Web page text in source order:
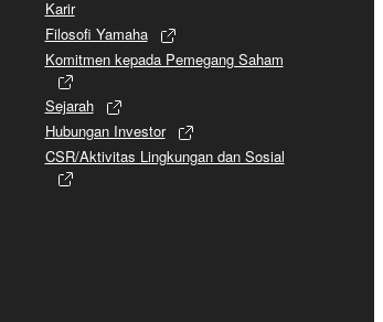
Karir
Filosofi Yamaha
Komitmen kepada Pemegang Saham
Sejarah
Hubungan Investor
CSR/Aktivitas Lingkungan dan Sosial